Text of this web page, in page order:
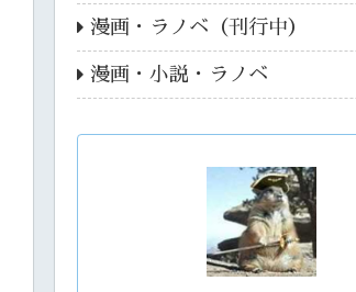
漫画・ラノベ（刊行中）
漫画・小説・ラノベ